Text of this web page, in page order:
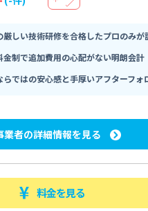
厳しい技術研修を合格したプロのみが
金制で追加費用の心配がない明朗会計
らではの安心感と手厚いアフターフォ
業者の詳細情報を見る
料金を見る